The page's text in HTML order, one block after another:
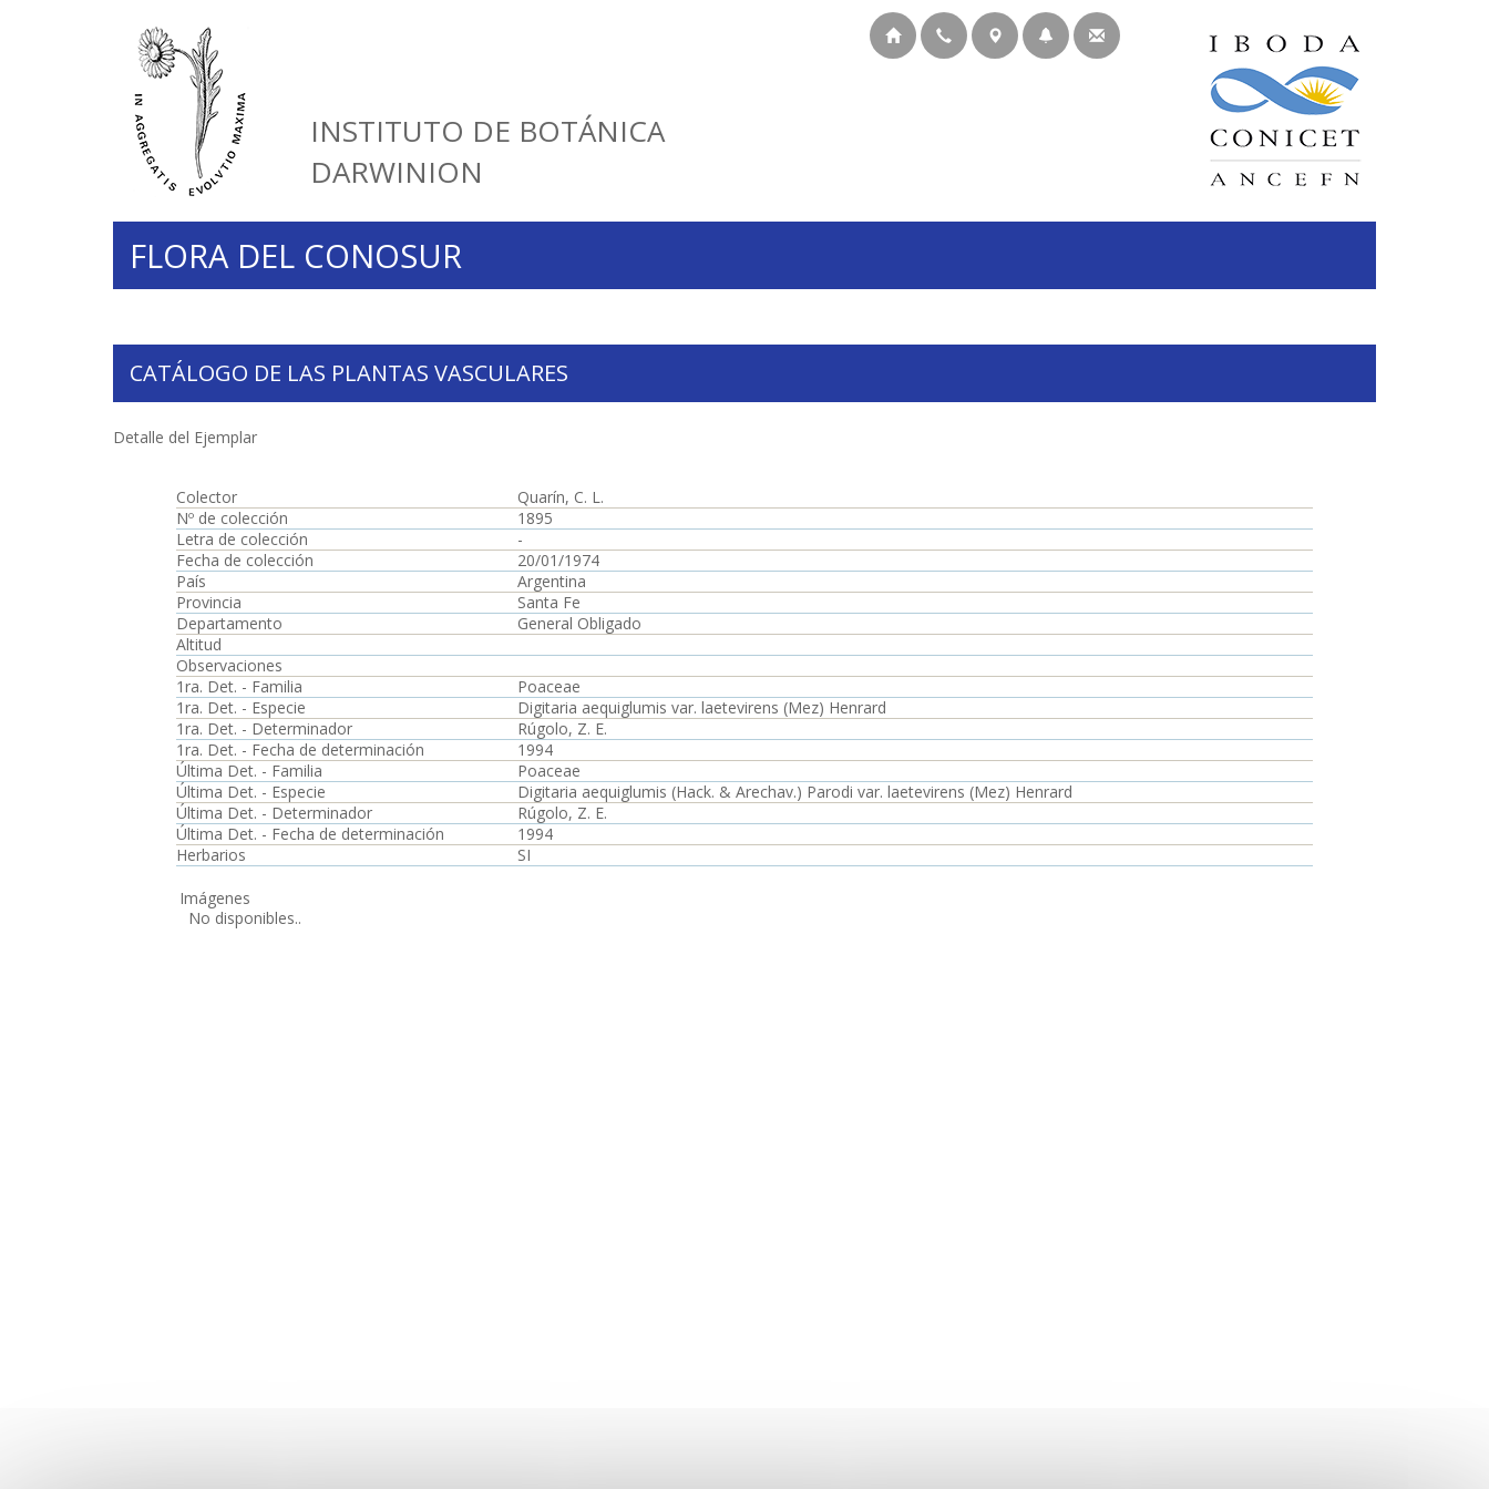
INSTITUTO DE BOTÁNICA
DARWINION
FLORA DEL CONOSUR
CATÁLOGO DE LAS PLANTAS VASCULARES
Detalle del Ejemplar
Colector
Quarín, C. L.
Nº de colección
1895
Letra de colección
-
Fecha de colección
20/01/1974
País
Argentina
Provincia
Santa Fe
Departamento
General Obligado
Altitud
Observaciones
1ra. Det. - Familia
Poaceae
1ra. Det. - Especie
Digitaria aequiglumis var. laetevirens (Mez) Henrard
1ra. Det. - Determinador
Rúgolo, Z. E.
1ra. Det. - Fecha de determinación
1994
Última Det. - Familia
Poaceae
Última Det. - Especie
Digitaria aequiglumis (Hack. & Arechav.) Parodi var. laetevirens (Mez) Henrard
Última Det. - Determinador
Rúgolo, Z. E.
Última Det. - Fecha de determinación
1994
Herbarios
SI
Imágenes
No disponibles..